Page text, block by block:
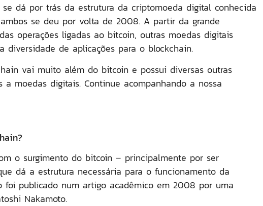
dá por trás da estrutura da criptomoeda digital conhecida
se deu por volta de 2008. A partir da grande
operações ligadas ao bitcoin, outras moedas digitais
diversidade de aplicações para o blockchain.
vai muito além do bitcoin e possui diversas outras
moedas digitais. Continue acompanhando a nossa
o surgimento do bitcoin – principalmente por ser
dá a estrutura necessária para o funcionamento da
foi publicado num artigo acadêmico em 2008 por uma
Nakamoto.